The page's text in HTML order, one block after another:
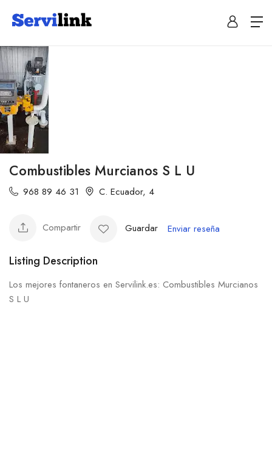
Combustibles Murcianos S L U
968 89 46 31 C. Ecuador, 4
Compartir Guardar Enviar reseña
Listing Description
Los mejores fontaneros en Servilink.es: Combustibles Murcianos
S L U